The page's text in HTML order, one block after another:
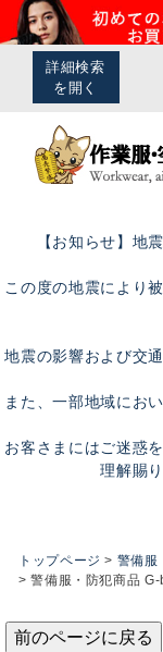
【お知らせ】地
この度の地震により
地震の影響および交
また、一部地域にお
お客さまにはご迷惑
理解賜
トップページ
警備服
警備服・防犯商品
前のページに戻る